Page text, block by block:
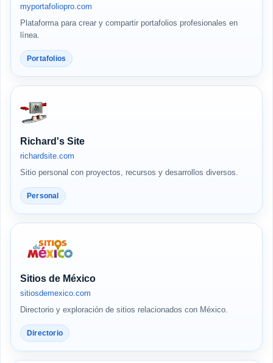
myportafoliopro.com
Plataforma para crear y compartir portafolios profesionales en
línea.
Portafolios
Richard's Site
richardsite.com
Sitio personal con proyectos, recursos y desarrollos diversos.
Personal
Sitios de México
sitiosdemexico.com
Directorio y exploración de sitios relacionados con México.
Directorio